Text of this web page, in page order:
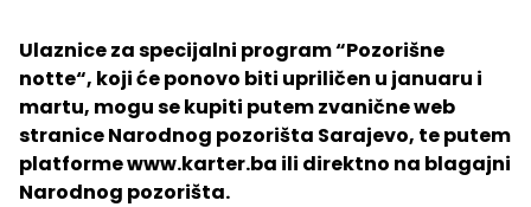
Ulaznice za specijalni program “Pozorišne
notte“, koji će ponovo biti upriličen u januaru i
martu, mogu se kupiti putem zvanične web
stranice Narodnog pozorišta Sarajevo, te putem
platforme www.karter.ba ili direktno na blagajni
Narodnog pozorišta.